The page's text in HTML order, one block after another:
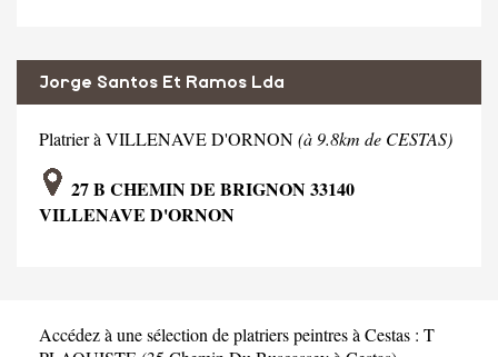
Jorge Santos Et Ramos Lda
Platrier à VILLENAVE D'ORNON(à 9.8km de CESTAS)
27 B CHEMIN DE BRIGNON 33140
VILLENAVE D'ORNON
Accédez à une sélection de platriers peintres à Cestas : T